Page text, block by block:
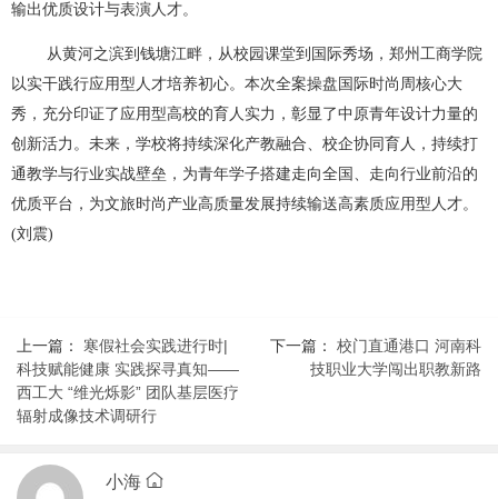
输出优质设计与表演人才。
从黄河之滨到钱塘江畔，从校园课堂到国际秀场，郑州工商学院
以实干践行应用型人才培养初心。本次全案操盘国际时尚周核心大
秀，充分印证了应用型高校的育人实力，彰显了中原青年设计力量的
创新活力。未来，学校将持续深化产教融合、校企协同育人，持续打
通教学与行业实战壁垒，为青年学子搭建走向全国、走向行业前沿的
优质平台，为文旅时尚产业高质量发展持续输送高素质应用型人才。
(刘震)
上一篇： 寒假社会实践进行时|
科技赋能健康 实践探寻真知——
西工大 “维光烁影” 团队基层医疗
辐射成像技术调研行
下一篇： 校门直通港口 河南科
技职业大学闯出职教新路
小海